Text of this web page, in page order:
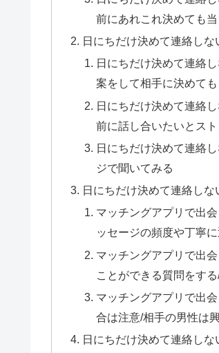
前にあれこれ決めても
日にちだけ決めて連絡し
日にちだけ決めて連絡
案をして相手に決めても
日にちだけ決めて連絡
前に話し合いたいとス
日にちだけ決めて連絡
ジで聞いてみる
日にちだけ決めて連絡し
マッチングアプリで出
ッセージの頻度や丁寧
マッチングアプリで出
ことができる質問をす
マッチングアプリで出
合は注意/相手の男性は
日にちだけ決めて連絡し